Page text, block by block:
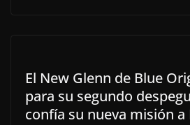
El New Glenn de Blue
para su segundo
confía su nueva misión